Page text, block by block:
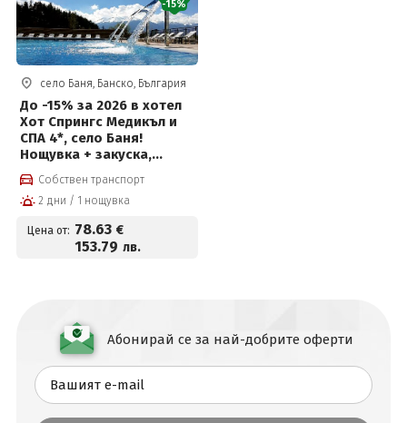
-15%
село Баня, Банско, България
До -15% за 2026 в хотел
Хот Спрингс Медикъл и
СПА 4*, село Баня!
Нощувка + закуска,
вечеря, вътрешен и
външен басейн с
минерална вода и Уелнес
Собствен транспорт
2 дни / 1 нощувка
Цена от: 78.63 €
153.79 лв.
Абонирай се за най-добрите оферти